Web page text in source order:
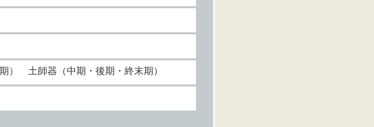
） 土師器（中期・後期・終末期）